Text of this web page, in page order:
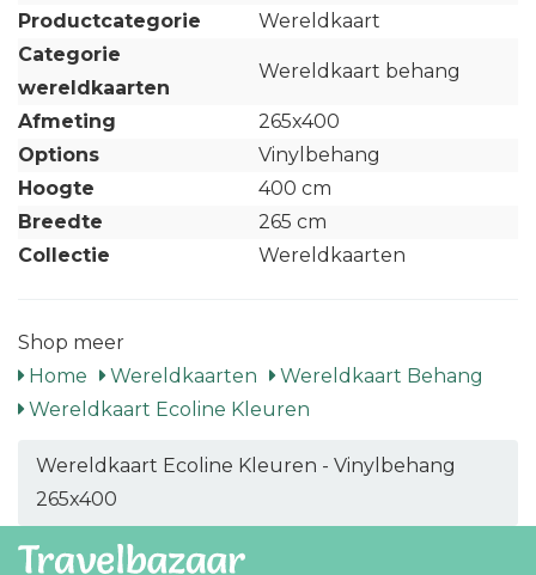
Productcategorie
Wereldkaart
Categorie
wereldkaarten
Wereldkaart behang
Afmeting
265x400
Options
Vinylbehang
Hoogte
400 cm
Breedte
265 cm
Collectie
Wereldkaarten
Shop meer
Home
Wereldkaarten
Wereldkaart Behang
Wereldkaart Ecoline Kleuren
Wereldkaart Ecoline Kleuren - Vinylbehang
265x400